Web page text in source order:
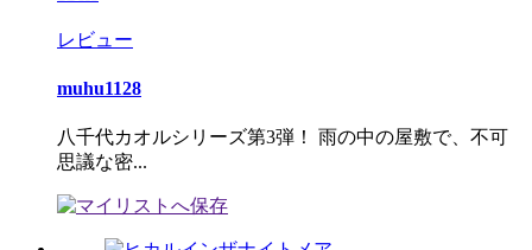
レビュー
muhu1128
八千代カオルシリーズ第3弾！ 雨の中の屋敷で、不可
思議な密...